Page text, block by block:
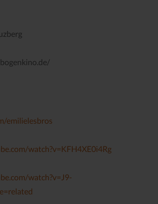
emilielesbros
watch?v=KFH4XE0i4Rg
watch?v=J9-